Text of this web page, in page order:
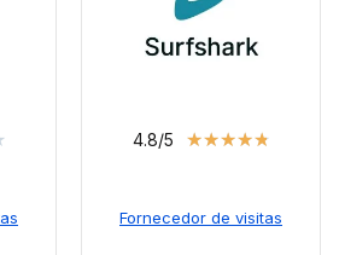
4.8/5 ★★★★★
Fornecedor de visitas